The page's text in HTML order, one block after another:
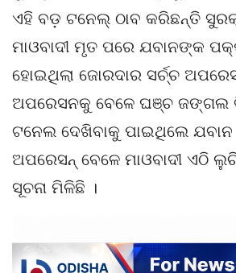
ଏହି ବଡ଼ ଟନେଲ୍ ଠାବ କରିଛନ୍ତି
ମାଓବାଦୀ ମୃତ ପରେ ଯବାନଙ୍କ
ହୋଇଥିଲା ଜୋରଦାର ସର୍ଚ୍ଚ
ଅପରେସନକୁ ବେଳେ ଘଞ୍ଚ ଜଙ୍ଗଲ
ଟନେଲ ଦେଖିବାକୁ ପାଇଥିଲେ ଯବାନ
ଅପରେସନ୍‌ ବେଳେ ମାଓବାଦୀ ଏଠି
ସୂଚନା ମିଳିଛି ।